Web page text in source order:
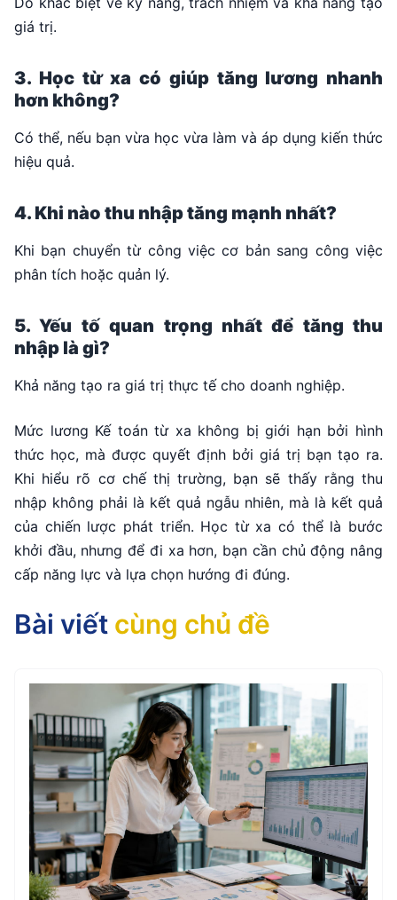
giá trị.
3. Học từ xa có giúp tăng lương nhanh
hơn không?
Có thể, nếu bạn vừa học vừa làm và áp dụng kiến thức
hiệu quả.
4. Khi nào thu nhập tăng mạnh nhất?
Khi bạn chuyển từ công việc cơ bản sang công việc
phân tích hoặc quản lý.
5. Yếu tố quan trọng nhất để tăng thu
nhập là gì?
Khả năng tạo ra giá trị thực tế cho doanh nghiệp.
Mức lương Kế toán từ xa không bị giới hạn bởi hình
thức học, mà được quyết định bởi giá trị bạn tạo ra.
Khi hiểu rõ cơ chế thị trường, bạn sẽ thấy rằng thu
nhập không phải là kết quả ngẫu nhiên, mà là kết quả
của chiến lược phát triển. Học từ xa có thể là bước
khởi đầu, nhưng để đi xa hơn, bạn cần chủ động nâng
cấp năng lực và lựa chọn hướng đi đúng.
Bài viết cùng chủ đề